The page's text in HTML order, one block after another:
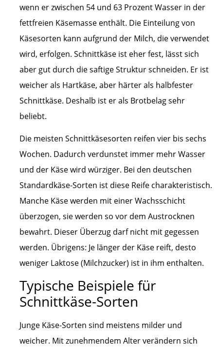
wenn er zwischen 54 und 63 Prozent Wasser in der
fettfreien Käsemasse enthält. Die Einteilung von
Käsesorten kann aufgrund der Milch, die verwendet
wird, erfolgen. Schnittkäse ist eher fest, lässt sich
aber gut durch die saftige Struktur schneiden. Er ist
weicher als Hartkäse, aber härter als halbfester
Schnittkäse. Deshalb ist er als Brotbelag sehr
beliebt.
Die meisten Schnittkäsesorten reifen vier bis sechs
Wochen. Dadurch verdunstet immer mehr Wasser
und der Käse wird würziger. Bei den deutschen
Standardkäse-Sorten ist diese Reife charakteristisch.
Manche Käse werden mit einer Wachsschicht
überzogen, sie werden so vor dem Austrocknen
bewahrt. Dieser Überzug darf nicht mit gegessen
werden. Übrigens: Je länger der Käse reift, desto
weniger Laktose (Milchzucker) ist in ihm enthalten.
Typische Beispiele für
Schnittkäse-Sorten
Junge Käse-Sorten sind meistens milder und
weicher. Mit zunehmendem Alter verändern sich